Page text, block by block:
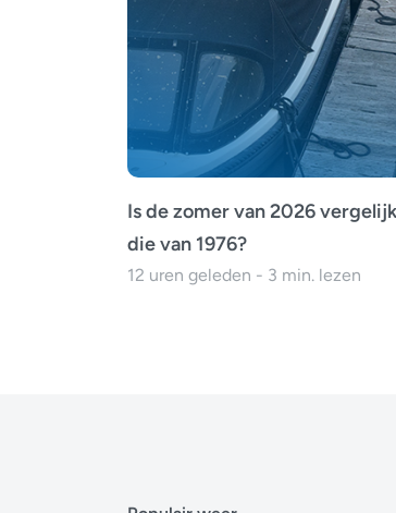
Is de zomer van 2026
die van 1976?
12 uren geleden - 3 min. lezen